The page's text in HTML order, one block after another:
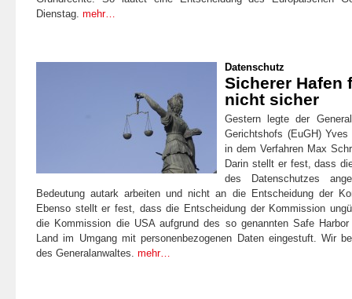
Dienstag. mehr…
Datenschutz
Sicherer Hafen
nicht sicher
Gestern legte der
Gerichtshofs (EuGH)
in dem Verfahren Max
Darin stellt er fest, dass
des Datenschutzes
Bedeutung autark arbeiten und nicht an die Entscheidung der
Ebenso stellt er fest, dass die Entscheidung der Kommission
die Kommission die USA aufgrund des so genannten Safe
Land im Umgang mit personenbezogenen Daten eingestuft. Wir
des Generalanwaltes. mehr…